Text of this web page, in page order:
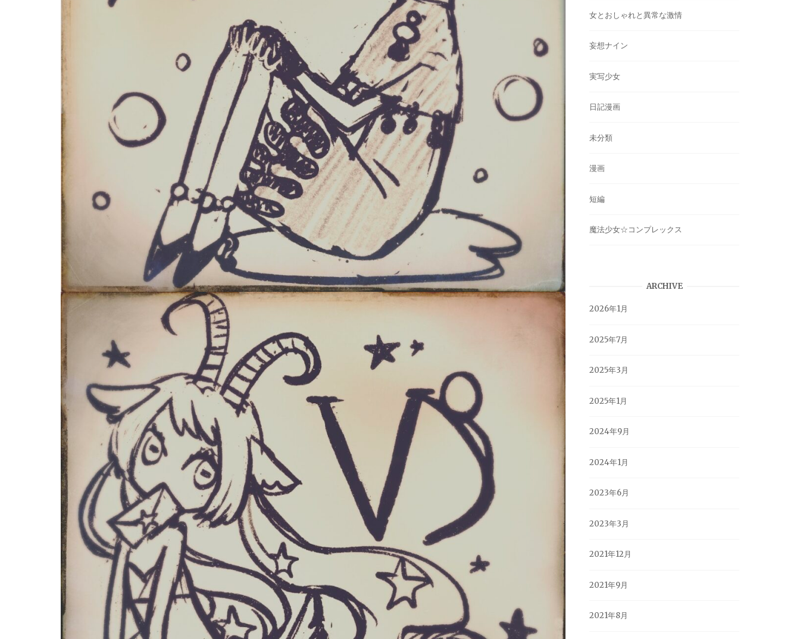
女とおしゃれと異常な激情
妄想ナイン
実写少女
日記漫画
未分類
漫画
短編
魔法少女☆コンプレックス
ARCHIVE
2026年1月
2025年7月
2025年3月
2025年1月
2024年9月
2024年1月
2023年6月
2023年3月
2021年12月
2021年9月
2021年8月